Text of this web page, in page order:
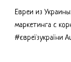
Евреи из
маркетинга с
#євреїзукраїни